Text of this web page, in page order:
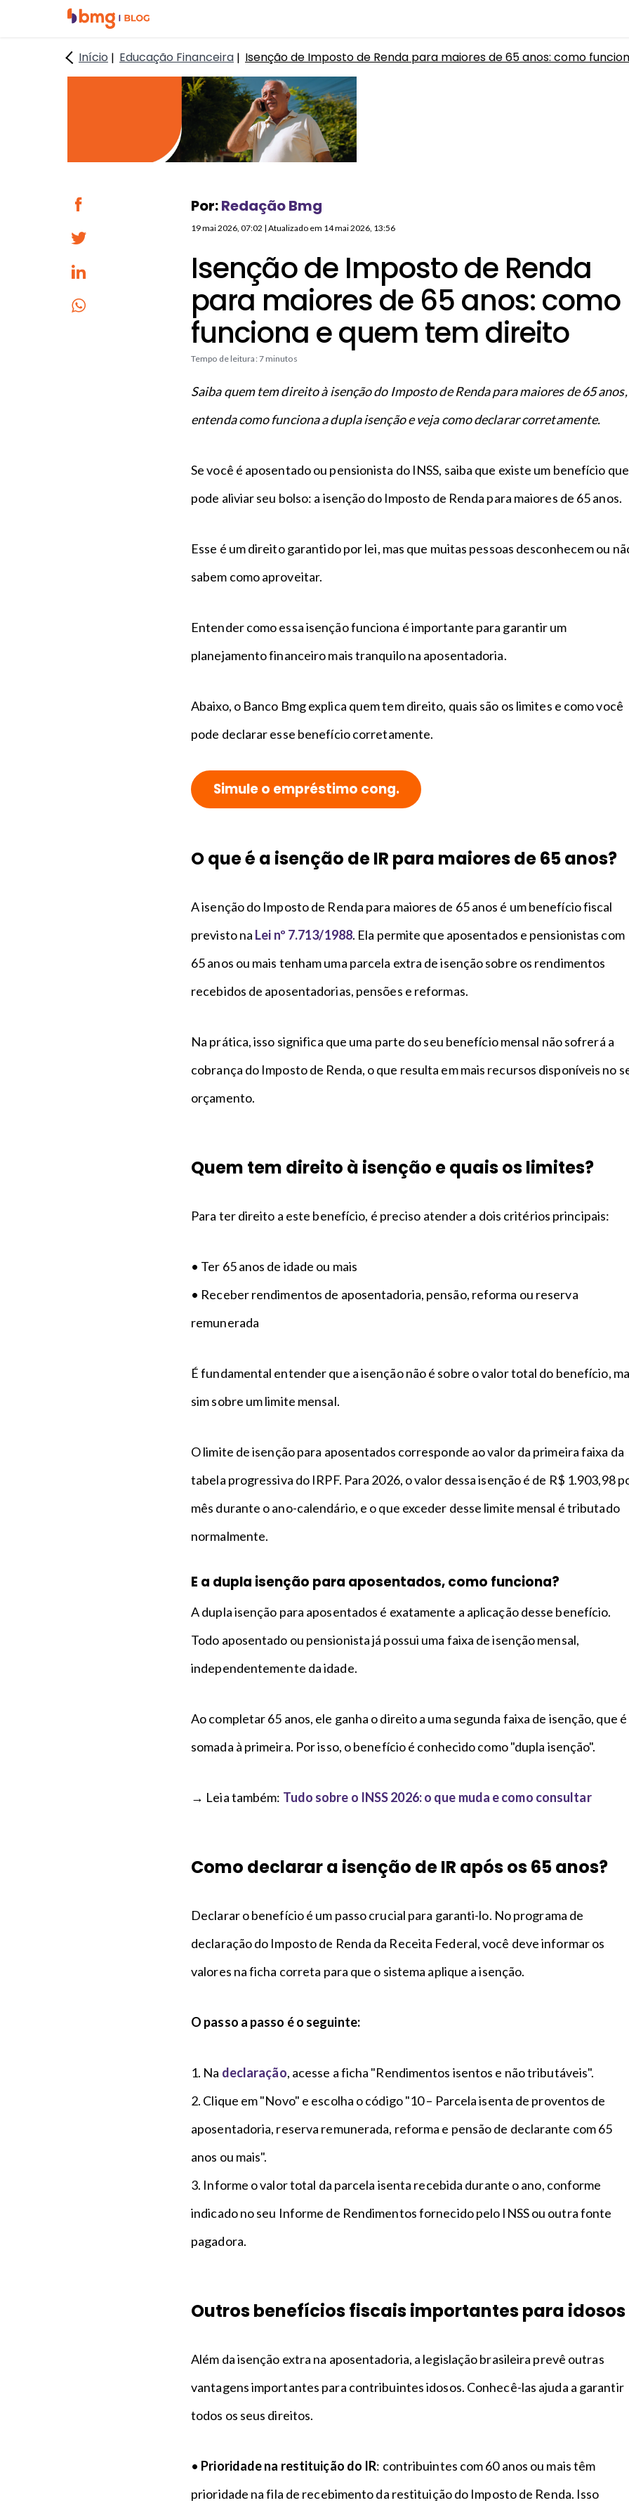
I
p
a
d
p
I
p
a
d
d
Início Educação Financeira Isenção de Imposto de Renda para maiores de 65 anos: como
Por:Redação Bmg
19 mai 2026, 07:02 | Atualizado em 14 mai 2026, 13:56
Isenção de Imposto de Renda
para maiores de 65 anos: como
funciona e quem tem direito
Tempo de leitura: 7 minutos
Saiba quem tem direito à isenção do Imposto de Renda para maiores de 65 anos,
entenda como funciona a dupla isenção e veja como declarar corretamente.
Se você é aposentado ou pensionista do INSS, saiba que existe um benefício que
pode aliviar seu bolso: a isenção do Imposto de Renda para maiores de 65 anos.
Esse é um direito garantido por lei, mas que muitas pessoas desconhecem ou
sabem como aproveitar.
Entender como essa isenção funciona é importante para garantir um
planejamento financeiro mais tranquilo na aposentadoria.
Abaixo, o Banco Bmg explica quem tem direito, quais são os limites e como você
pode declarar esse benefício corretamente.
Simule o empréstimo cong.
O que é a isenção de IR para maiores de 65 anos?
A isenção do Imposto de Renda para maiores de 65 anos é um benefício fiscal
previsto na Lei nº 7.713/1988. Ela permite que aposentados e pensionistas com
65 anos ou mais tenham uma parcela extra de isenção sobre os rendimentos
recebidos de aposentadorias, pensões e reformas.
Na prática, isso significa que uma parte do seu benefício mensal não sofrerá a
cobrança do Imposto de Renda, o que resulta em mais recursos disponíveis no
orçamento.
Quem tem direito à isenção e quais os limites?
Para ter direito a este benefício, é preciso atender a dois critérios principais:
• Ter 65 anos de idade ou mais
• Receber rendimentos de aposentadoria, pensão, reforma ou reserva
remunerada
É fundamental entender que a isenção não é sobre o valor total do benefício,
sim sobre um limite mensal.
O limite de isenção para aposentados corresponde ao valor da primeira faixa da
tabela progressiva do IRPF. Para 2026, o valor dessa isenção é de R$ 1.903,98
mês durante o ano-calendário, e o que exceder desse limite mensal é tributado
normalmente.
E a dupla isenção para aposentados, como funciona?
A dupla isenção para aposentados é exatamente a aplicação desse benefício.
Todo aposentado ou pensionista já possui uma faixa de isenção mensal,
independentemente da idade.
Ao completar 65 anos, ele ganha o direito a uma segunda faixa de isenção, que é
somada à primeira. Por isso, o benefício é conhecido como "dupla isenção".
→ Leia também: Tudo sobre o INSS 2026: o que muda e como consultar
Como declarar a isenção de IR após os 65 anos?
Declarar o benefício é um passo crucial para garanti-lo. No programa de
declaração do Imposto de Renda da Receita Federal, você deve informar os
valores na ficha correta para que o sistema aplique a isenção.
O passo a passo é o seguinte:
1. Na declaração, acesse a ficha "Rendimentos isentos e não tributáveis".
2. Clique em "Novo" e escolha o código "10 – Parcela isenta de proventos de
aposentadoria, reserva remunerada, reforma e pensão de declarante com 65
anos ou mais".
3. Informe o valor total da parcela isenta recebida durante o ano, conforme
indicado no seu Informe de Rendimentos fornecido pelo INSS ou outra fonte
pagadora.
Outros benefícios fiscais importantes para idosos
Além da isenção extra na aposentadoria, a legislação brasileira prevê outras
vantagens importantes para contribuintes idosos. Conhecê-las ajuda a garantir
todos os seus direitos.
• Prioridade na restituição do IR: contribuintes com 60 anos ou mais têm
prioridade na fila de recebimento da restituição do Imposto de Renda. Isso